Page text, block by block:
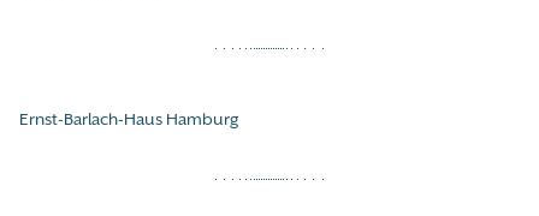
Ernst-Barlach-Haus Hamburg